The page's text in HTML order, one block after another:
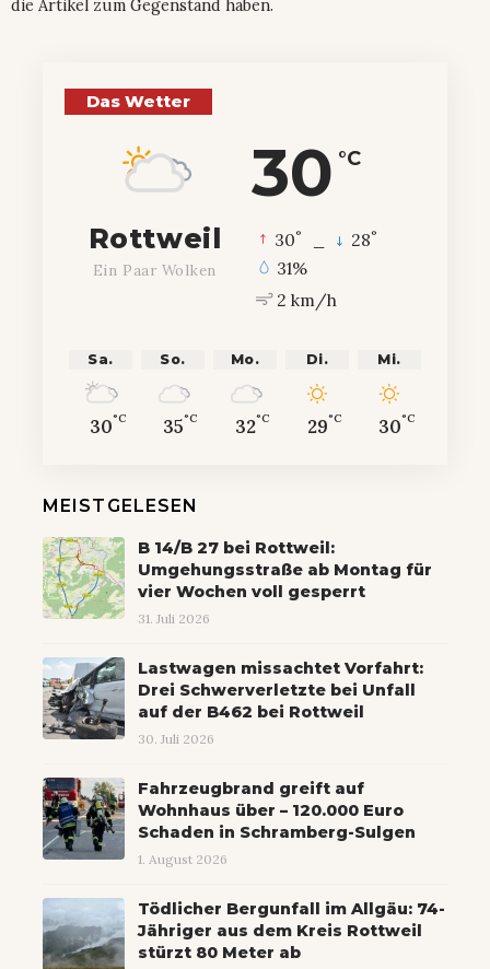
die Artikel zum Gegenstand haben.
Das Wetter
30 °C
Rottweil
Ein Paar Wolken
30° 28°
31%
2 km/h
Sa.
30°C
So.
35°C
Mo.
32°C
Di.
29°C
Mi.
30°C
MEISTGELESEN
B 14/B 27 bei Rottweil:
Umgehungsstraße ab Montag für
vier Wochen voll gesperrt
31. Juli 2026
Lastwagen missachtet Vorfahrt:
Drei Schwerverletzte bei Unfall
auf der B462 bei Rottweil
30. Juli 2026
Fahrzeugbrand greift auf
Wohnhaus über – 120.000 Euro
Schaden in Schramberg-Sulgen
1. August 2026
Tödlicher Bergunfall im Allgäu: 74-
Jähriger aus dem Kreis Rottweil
stürzt 80 Meter ab